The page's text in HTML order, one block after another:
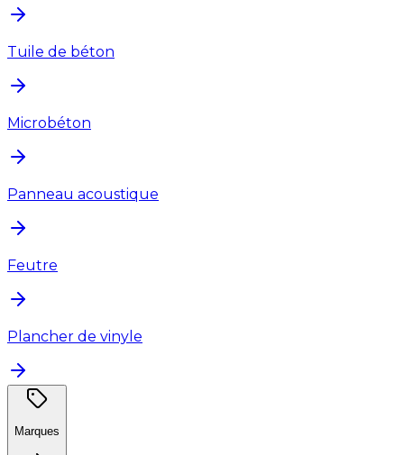
Tuile de béton
Microbéton
Panneau acoustique
Feutre
Plancher de vinyle
Marques